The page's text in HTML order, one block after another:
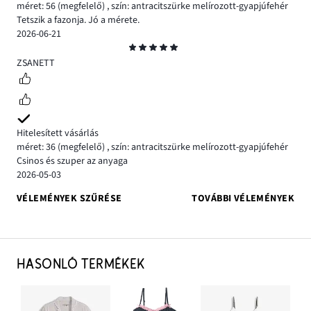
méret: 56 (megfelelő) ,szín: antracitszürke melírozott-gyapjúfehér
Tetszik a fazonja. Jó a mérete.
2026-06-21
5
ZSANETT
Hitelesített vásárlás
méret: 36 (megfelelő) ,szín: antracitszürke melírozott-gyapjúfehér
Csinos és szuper az anyaga
2026-05-03
VÉLEMÉNYEK SZŰRÉSE
TOVÁBBI VÉLEMÉNYEK
HASONLÓ TERMÉKEK